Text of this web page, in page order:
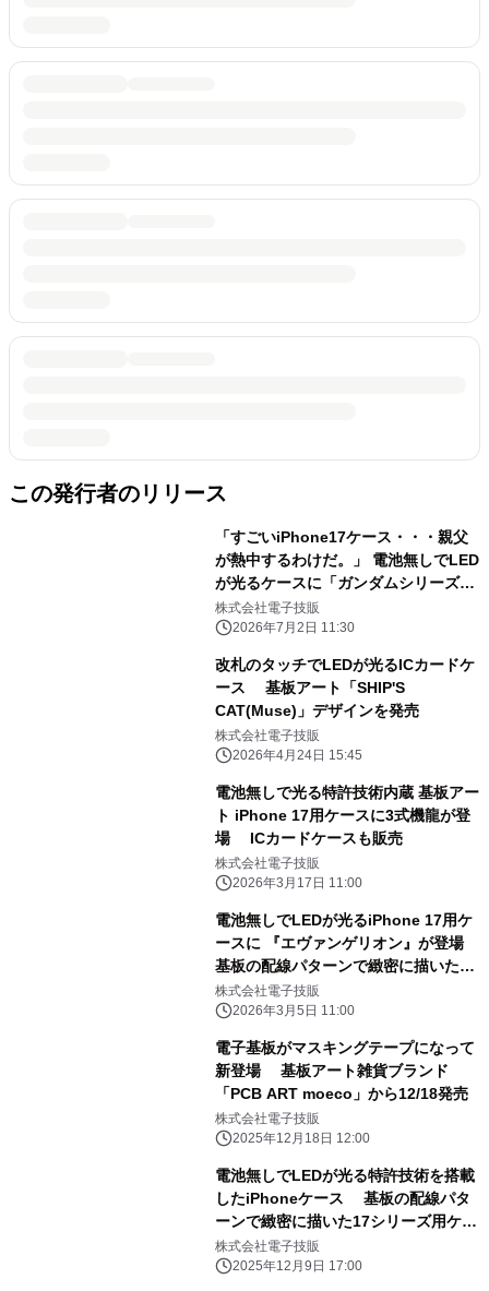
この発行者のリリース
「すごいiPhone17ケース・・・親父
が熱中するわけだ。」 電池無しでLED
が光るケースに「ガンダムシリーズ」
が登場 ガンダム、シャア専用ザク、
ラストシューティング、 ユニコーンガ
ム、 MSN-04FF サザビーの6種をリリ
ース
株式会社電子技販
2026年7月2日 11:30
改札のタッチでLEDが光るICカードケ
ース 基板アート「SHIP'S
CAT(Muse)」デザインを発売
株式会社電子技販
2026年4月24日 15:45
電池無しで光る特許技術内蔵 基板アー
ト iPhone 17用ケースに3式機龍が登
場 ICカードケースも販売
株式会社電子技販
2026年3月17日 11:00
電池無しでLEDが光るiPhone 17用ケ
ースに 『エヴァンゲリオン』が登場
基板の配線パターンで緻密に描いたア
ートデザイン 「エヴァンゲリオン初号
機」と「NERV」、 「エヴァンゲリオ
リース
株式会社電子技販
2026年3月5日 11:00
電子基板がマスキングテープになって
新登場 基板アート雑貨ブランド
「PCB ART moeco」から12/18発売
株式会社電子技販
2025年12月18日 12:00
電池無しでLEDが光る特許技術を搭載
したiPhoneケース 基板の配線パタ
ーンで緻密に描いた17シリーズ用ケー
スが登場 ～ 第1弾 東京回路線図・
関西回路線図・神奈川沖浪裏 ～
株式会社電子技販
2025年12月9日 17:00